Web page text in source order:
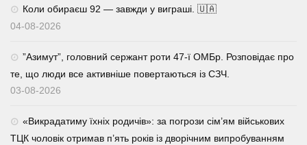
Коли обираєш 92 — завжди у виграші. 🇺🇦
04-08-2026
⁨”Азимут”, головний сержант роти 47-ї ОМБр. Розповідає про
те, що люди все активніше повертаються із СЗЧ.
03-08-2026
«Викрадатиму їхніх родичів»: за погрози сім’ям військових
ТЦК чоловік отримав п’ять років із дворічним випробуванням